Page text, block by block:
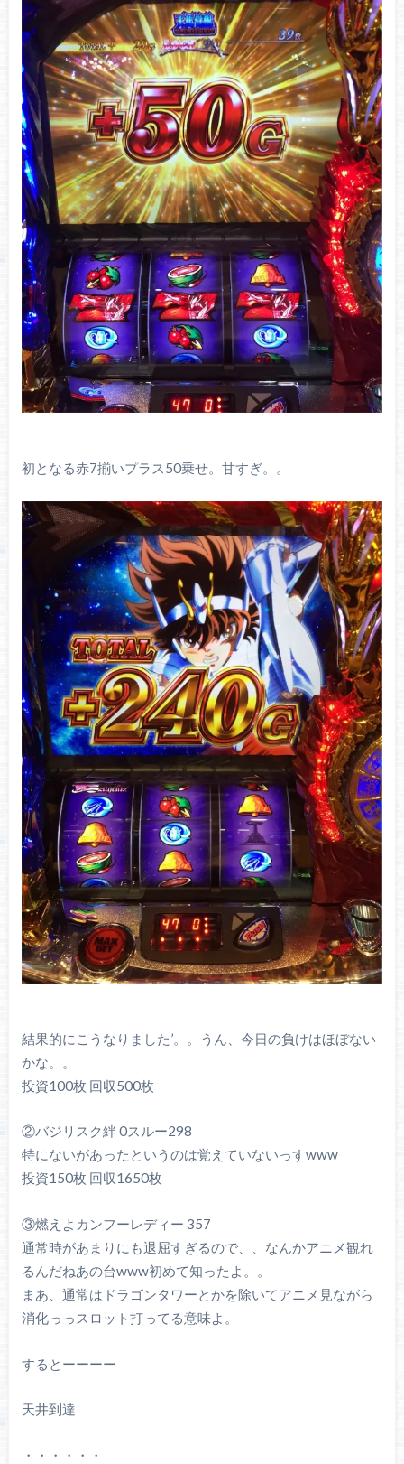
初となる赤7揃いプラス50乗せ。甘すぎ。。
結果的にこうなりました’。。うん、今日の負けはほぼない
かな。。
投資100枚 回収500枚
②バジリスク絆 0スルー298
特にないがあったというのは覚えていないっすwww
投資150枚 回収1650枚
③燃えよカンフーレディー 357
通常時があまりにも退屈すぎるので、、なんかアニメ観れ
るんだねあの台www初めて知ったよ。。
まあ、通常はドラゴンタワーとかを除いてアニメ見ながら
消化っっスロット打ってる意味よ。
するとーーーー
天井到達
・・・・・・